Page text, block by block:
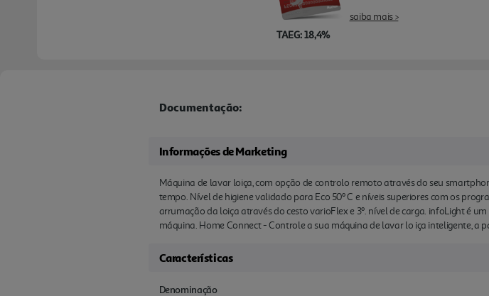
TAEG: 18,4%
saiba mais >
Documentação:
Informações de Marketing
Máquina de lavar loiça, com opção de controlo remoto através do seu
tempo. Nível de higiene validado para Eco 50º C e níveis superiores com os
arrumação da loiça através do cesto varioFlex e 3º. nível de carga. infoLight é
máquina. Home Connect - Controle a sua máquina de lavar lo iça inteligente, a
Características
Denominação